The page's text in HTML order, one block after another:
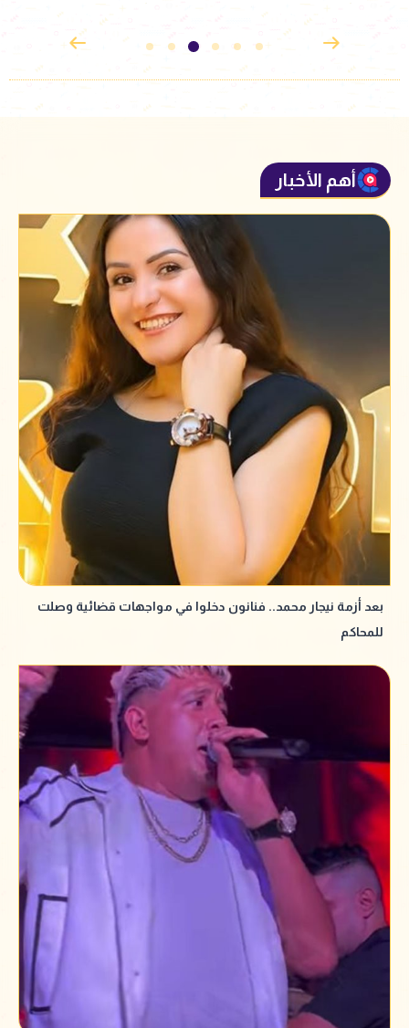
أهم الأخبار
بعد أزمة نيجار محمد.. فنانون دخلوا في مواجهات قضائية وصلت
للمحاكم